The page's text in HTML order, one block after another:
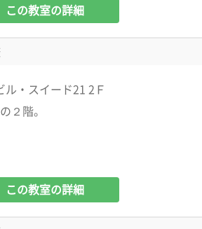
この教室の詳細
ル・スイード21 2Ｆ
２階。
この教室の詳細